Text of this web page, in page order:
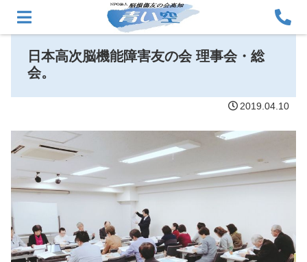
日本高次脳機能障害友の会 理事会・総
会。
2019.04.10